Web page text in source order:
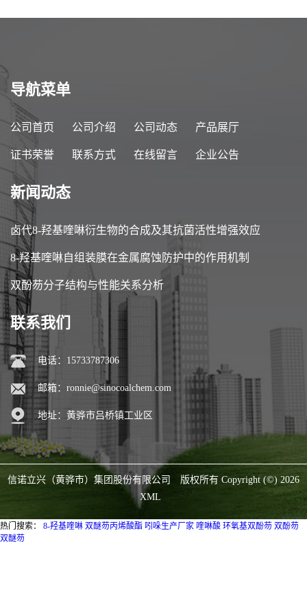
导航菜单
公司首页 公司介绍 公司动态 产品展厅
证书荣誉 联系方式 在线留言 企业公告
新闻动态
卤代8-羟基喹啉衍生物的合成及其抗菌活性增强效应
8-羟基喹啉自组装膜在金属腐蚀防护中的作用机制
双酚芴分子结构与性能关系分析
联系我们
电话：15733787306
邮箱： ronnie@sinocoalchem.com
地址：黄骅市吕桥镇工业区
信诺立兴（黄骅市）集团股份有限公司
版权所有 Copyright (©) 2026
XML
热门搜索： 8-羟基喹啉 双醚芴丙烯酸酯 吲哚生产厂家 喹啉酸 环氧基双酚芴 双酚芴
双醚芴